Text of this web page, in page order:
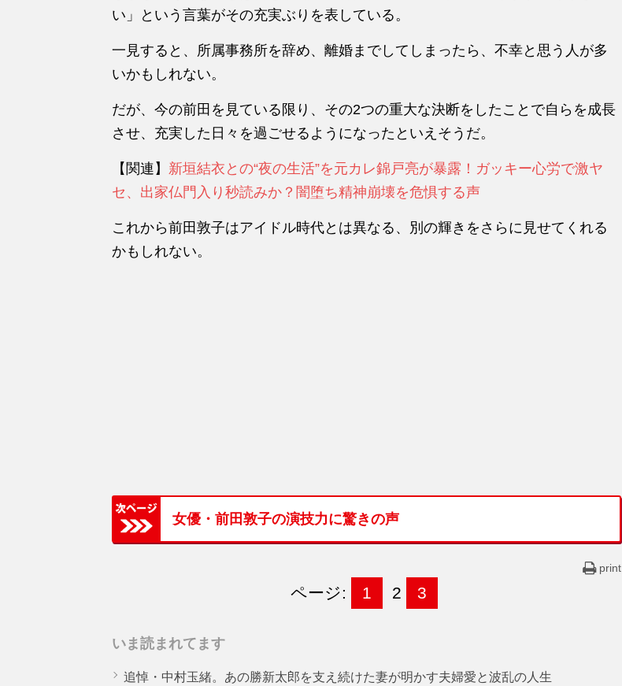
い」という言葉がその充実ぶりを表している。
一見すると、所属事務所を辞め、離婚までしてしまったら、不幸と思う人が多
いかもしれない。
だが、今の前田を見ている限り、その2つの重大な決断をしたことで自らを成長
させ、充実した日々を過ごせるようになったといえそうだ。
【関連】 新垣結衣との“夜の生活”を元カレ錦戸亮が暴露！ガッキー心労で激ヤ
セ、出家仏門入り秒読みか？闇堕ち精神崩壊を危惧する声
これから前田敦子はアイドル時代とは異なる、別の輝きをさらに見せてくれる
かもしれない。
女優・前田敦子の演技力に驚きの声
print
ページ: 1 2 3
いま読まれてます
追悼・中村玉緒。あの勝新太郎を支え続けた妻が明かす夫婦愛と波乱の人生